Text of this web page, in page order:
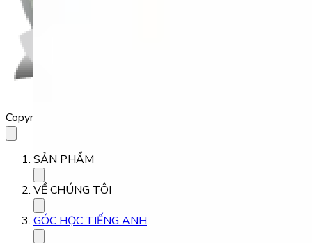
Copyright 2023 Babilala Class
SẢN PHẨM
VỀ CHÚNG TÔI
GÓC HỌC TIẾNG ANH